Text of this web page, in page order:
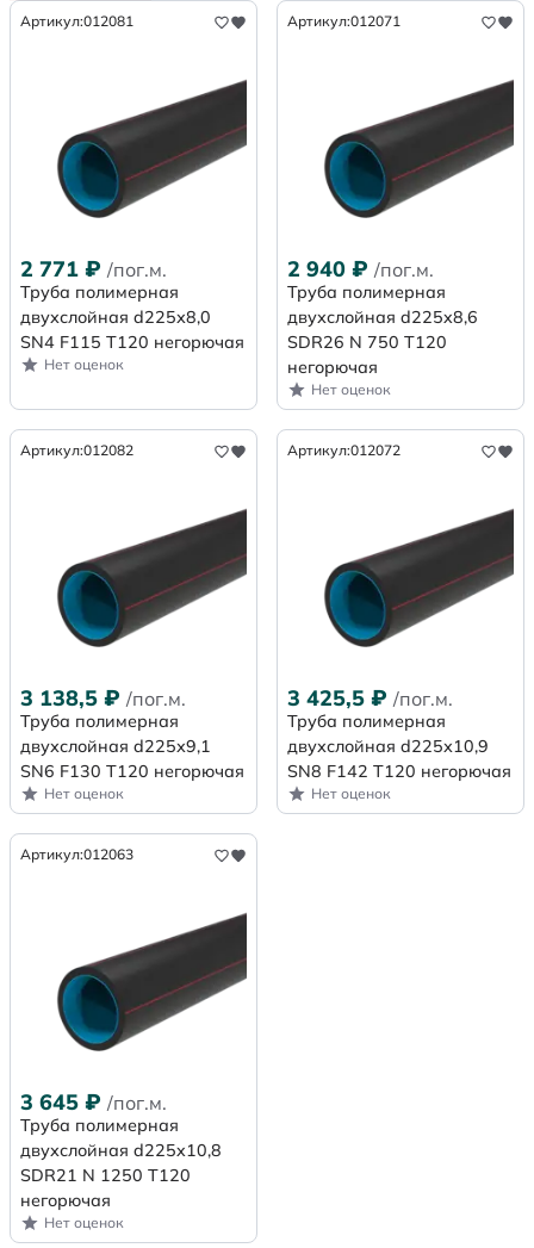
Артикул:012081
2 771 ₽ /пог.м.
Труба полимерная
двухслойная d225х8,0
SN4 F115 Т120 негорючая
Нет оценок
Артикул:012071
2 940 ₽ /пог.м.
Труба полимерная
двухслойная d225x8,6
SDR26 N 750 Т120
негорючая
Нет оценок
Артикул:012082
3 138,5 ₽ /пог.м.
Труба полимерная
двухслойная d225х9,1
SN6 F130 Т120 негорючая
Нет оценок
Артикул:012072
3 425,5 ₽ /пог.м.
Труба полимерная
двухслойная d225х10,9
SN8 F142 Т120 негорючая
Нет оценок
Артикул:012063
3 645 ₽ /пог.м.
Труба полимерная
двухслойная d225x10,8
SDR21 N 1250 Т120
негорючая
Нет оценок